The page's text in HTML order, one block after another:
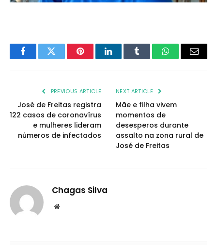
FacebookTwitter PinterestLinkedInTumblr WhatsAppEmail
PREVIOUS ARTICLE
José de Freitas registra
122 casos de coronavírus
e mulheres lideram
números de infectados
NEXT ARTICLE
Mãe e filha vivem
momentos de
desesperos durante
assalto na zona rural de
José de Freitas
Chagas Silva
Website